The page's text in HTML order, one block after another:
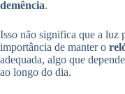
demência.
Isso não significa que a luz
importância de manter o
adequada, algo que
ao longo do dia.